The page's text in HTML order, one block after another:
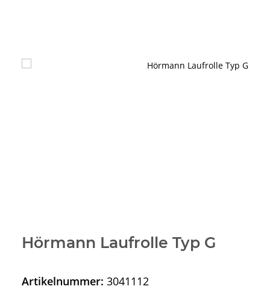
Hörmann Laufrolle Typ G
Artikelnummer: 3041112